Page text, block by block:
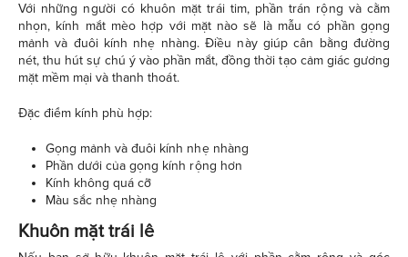
Với những người có khuôn mặt trái tim, phần trán rộng và cằm
nhọn, kính mắt mèo hợp với mặt nào sẽ là mẫu có phần gọng
mảnh và đuôi kính nhẹ nhàng. Điều này giúp cân bằng đường
nét, thu hút sự chú ý vào phần mắt, đồng thời tạo cảm giác gương
mặt mềm mại và thanh thoát.
Đặc điểm kính phù hợp:
Gọng mảnh và đuôi kính nhẹ nhàng
Phần dưới của gọng kính rộng hơn
Kính không quá cỡ
Màu sắc nhẹ nhàng
Khuôn mặt trái lê